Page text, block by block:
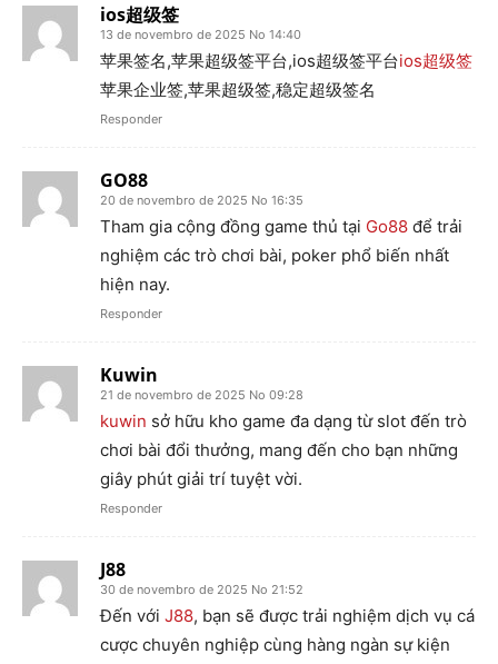
ios超级签
13 de novembro de 2025 No 14:40
苹果签名,苹果超级签平台,ios超级签平台ios超级签
苹果企业签,苹果超级签,稳定超级签名
Responder
GO88
20 de novembro de 2025 No 16:35
Tham gia cộng đồng game thủ tại Go88 để trải
nghiệm các trò chơi bài, poker phổ biến nhất
hiện nay.
Responder
Kuwin
21 de novembro de 2025 No 09:28
kuwin sở hữu kho game đa dạng từ slot đến trò
chơi bài đổi thưởng, mang đến cho bạn những
giây phút giải trí tuyệt vời.
Responder
J88
30 de novembro de 2025 No 21:52
Đến với J88, bạn sẽ được trải nghiệm dịch vụ cá
cược chuyên nghiệp cùng hàng ngàn sự kiện